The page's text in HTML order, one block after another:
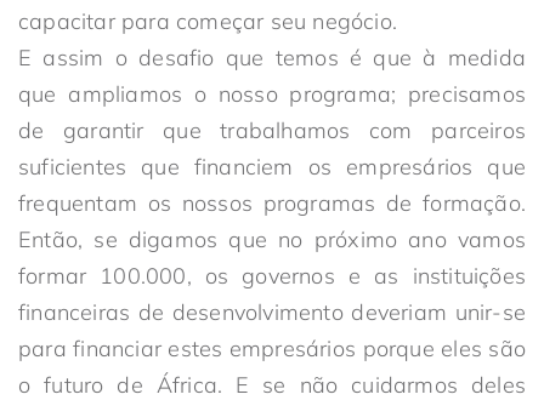
capacitar para começar seu negócio.
E assim o desafio que temos é que à medida
que ampliamos o nosso programa; precisamos
de garantir que trabalhamos com parceiros
suficientes que financiem os empresários que
frequentam os nossos programas de formação.
Então, se digamos que no próximo ano vamos
formar 100.000, os governos e as instituições
financeiras de desenvolvimento deveriam unir-se
para financiar estes empresários porque eles são
o futuro de África. E se não cuidarmos deles